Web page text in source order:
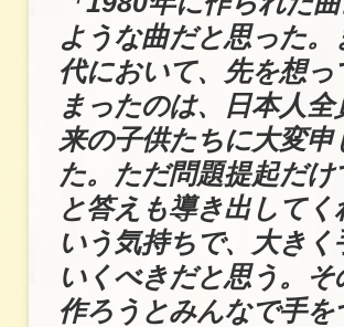
ような曲だと思った
代において、先を想
まったのは、日本人
来の子供たちに大変
た。ただ問題提起だ
と答えも導き出して
いう気持ちで、大き
いくべきだと思う。
作ろうとみんなで手